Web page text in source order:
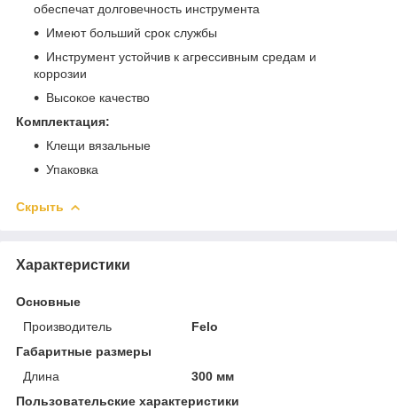
обеспечат долговечность инструмента
Имеют больший срок службы
Инструмент устойчив к агрессивным средам и
коррозии
Высокое качество
Комплектация:
Клещи вязальные
Упаковка
Скрыть
Характеристики
Основные
Производитель
Felo
Габаритные размеры
Длина
300 мм
Пользовательские характеристики